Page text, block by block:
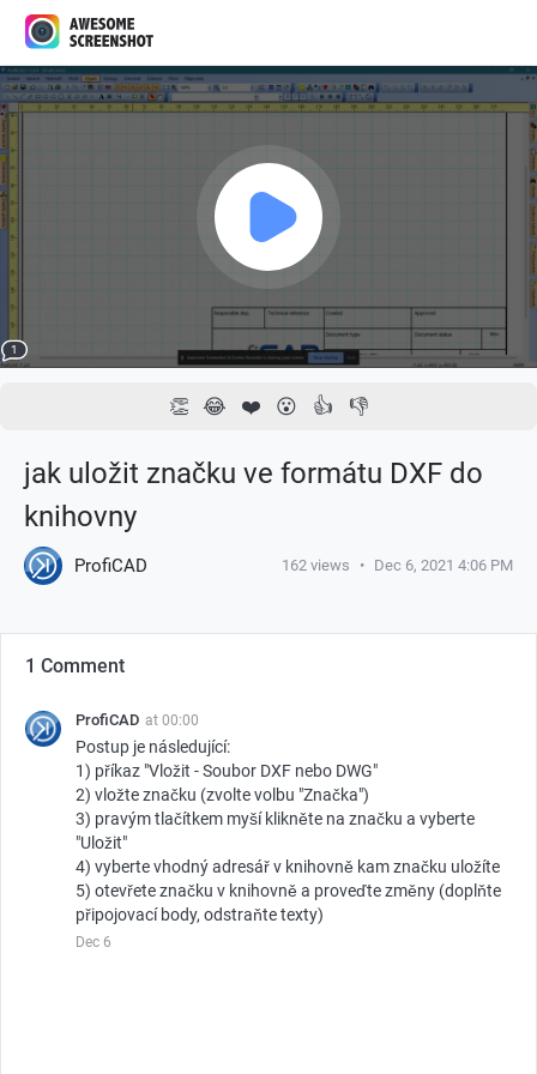
100:00 / 01:55
👏 😂 ❤️ 😮 👍 👎
jak uložit značku ve formátu DXF do
knihovny
ProfiCAD 162 views • Dec 6, 2021 4:06 PM
1 Comment
ProfiCAD at 00:00
Postup je následující:
1) příkaz "Vložit - Soubor DXF nebo DWG"
2) vložte značku (zvolte volbu "Značka")
3) pravým tlačítkem myší klikněte na značku a vyberte
"Uložit"
4) vyberte vhodný adresář v knihovně kam značku uložíte
5) otevřete značku v knihovně a proveďte změny (doplňte
připojovací body, odstraňte texty)
Dec 6